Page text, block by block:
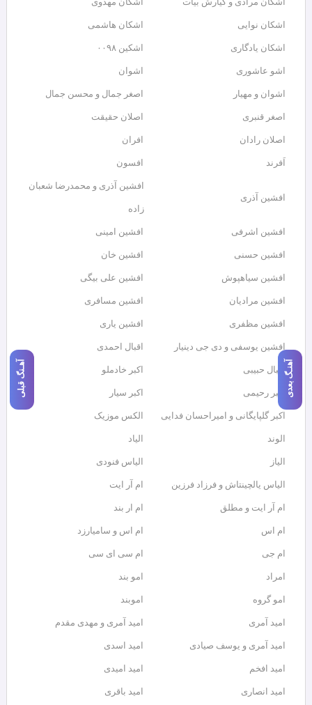
آهنـگ بعدی آهـنگ قبلی
اشکان نوایی اشکان هاشمی
اشکان یادگاری اشکین ۰۰۹۸
اشو عاشوری اشوان
اشوان و مهیار اصغر جمال و محسن جمال
اصغر قنبری اصلان حقیقت
اصلان رادان افران
اَفرند افسون
افشین آذری
افشین آذری و محمدرضا شعبان
زاده
افشین اشرفی افشین امینی
افشین حسنی افشین خان
افشین سیاهپوش افشین علی بیگی
افشین مرادیان افشین مسافری
افشین مظفری افشین یاری
افشین یوسفی و دی جی دینیار اقبال احمدی
اقبال حبیبی اکبر خادملو
اکبر رحیمی اکبر سیار
اکبر گلپایگانی و امیراحسان فدایی الکس موزیک
الوند الیاد
الیاز الیاس فنودی
الیاس یالچینتاش و فرزاد فرزین ام آر ایت
ام آر ایت و مطلق ام‌ ار بند
ام اس ام اس و سامیارزد
ام جی ام سی ای سی
امراد امو بند
امو گروه اموبند
امید آمری امید آمری و مهدی مقدم
امید آمری و یوسف صیادی امید اسدی
امید افخم امید امیدی
امید انصاری امید باقری